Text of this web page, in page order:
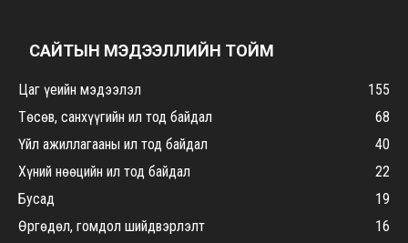
САЙТЫН МЭДЭЭЛЛИЙН ТОЙМ
Цаг үеийн мэдээлэл
155
Төсөв, санхүүгийн ил тод байдал
68
Үйл ажиллагааны ил тод байдал
40
Хүний нөөцийн ил тод байдал
22
Бусад
19
Өргөдөл, гомдол шийдвэрлэлт
16